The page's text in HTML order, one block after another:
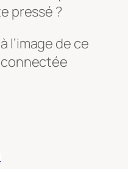
pressé ?
de ce